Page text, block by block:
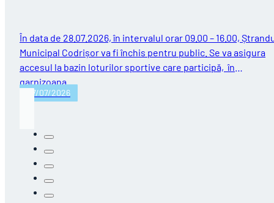
În data de 28.07.2026, în intervalul orar 09.00 – 16.00,
Municipal Codrișor va fi închis pentru public. Se va asigura
accesul la bazin loturilor sportive care participă, în
garnizoana…
27/07/2026